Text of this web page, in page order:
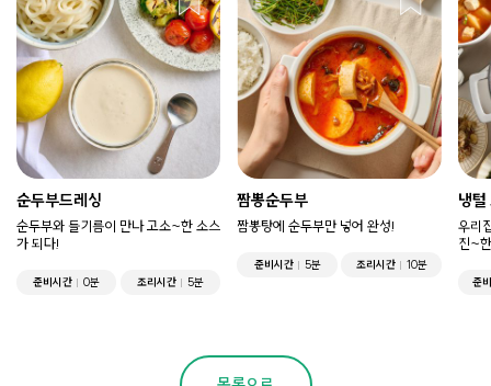
순두부드레싱
순두부와 들기름이 만나 고소~한 소스
가 되다!
준비시간 0분 조리시간 5분
짬뽕순두부
짬뽕탕에 순두부만 넣어 완성!
준비시간 5분 조리시간 10분
냉털
우리
진~
준